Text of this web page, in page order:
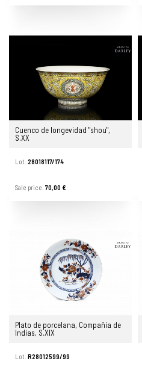
Cuenco de longevidad "shou",
S.XX
Lot. 28018117/174
Sale price. 70,00 €
Plato de porcelana, Compañía de
Indias, S.XIX
Lot. R28012599/99